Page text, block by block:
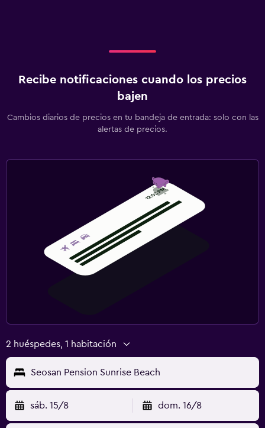
Recibe notificaciones cuando los precios
bajen
Cambios diarios de precios en tu bandeja de entrada: solo con las
alertas de precios.
2 huéspedes, 1 habitación
Seosan Pension Sunrise Beach
sáb. 15/8 dom. 16/8